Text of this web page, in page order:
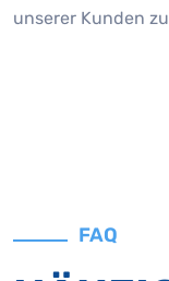
unserer Kunden
FAQ